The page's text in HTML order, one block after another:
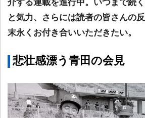
介する連載を進行中。いつまで続
と気力、さらには読者の皆さんの
末永くお付き合いいただきたい。
悲壮感漂う青田の会見